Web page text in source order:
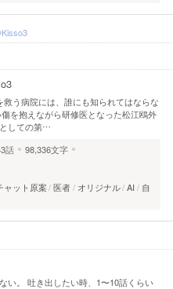
う病院には、誰にも知られてはならな
を抱えながら研修医となった松江鴎外
しての第…
話
98,336文字
ャット原案 医者 オリジナル AI
自
い。 吐き出したい時、1〜10話くらい